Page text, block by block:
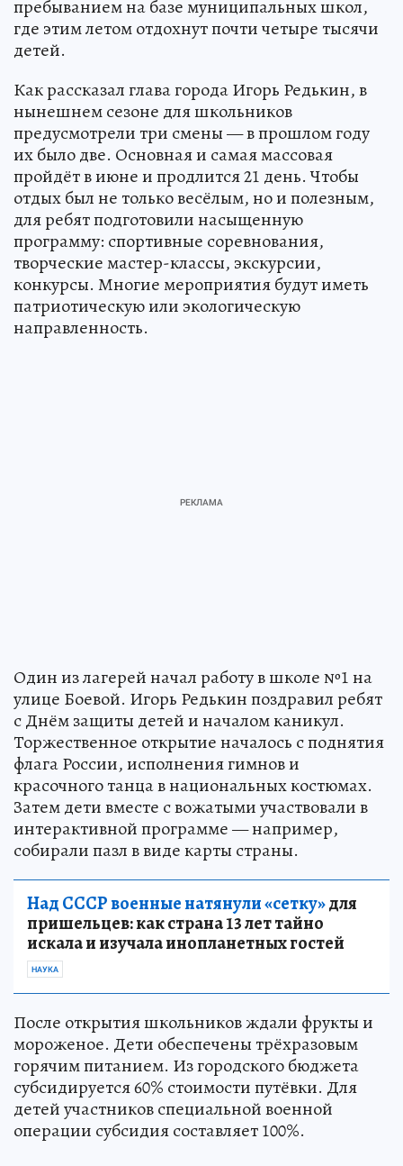
пребыванием на базе муниципальных школ,
где этим летом отдохнут почти четыре тысячи
детей.
Как рассказал глава города Игорь Редькин, в
нынешнем сезоне для школьников
предусмотрели три смены — в прошлом году
их было две. Основная и самая массовая
пройдёт в июне и продлится 21 день. Чтобы
отдых был не только весёлым, но и полезным,
для ребят подготовили насыщенную
программу: спортивные соревнования,
творческие мастер-классы, экскурсии,
конкурсы. Многие мероприятия будут иметь
патриотическую или экологическую
направленность.
Один из лагерей начал работу в школе №1 на
улице Боевой. Игорь Редькин поздравил ребят
с Днём защиты детей и началом каникул.
Торжественное открытие началось с поднятия
флага России, исполнения гимнов и
красочного танца в национальных костюмах.
Затем дети вместе с вожатыми участвовали в
интерактивной программе — например,
собирали пазл в виде карты страны.
Над СССР военные натянули «сетку»для
пришельцев: как страна 13 лет тайно
искала и изучала инопланетных гостей
НАУКА
После открытия школьников ждали фрукты и
мороженое. Дети обеспечены трёхразовым
горячим питанием. Из городского бюджета
субсидируется 60% стоимости путёвки. Для
детей участников специальной военной
операции субсидия составляет 100%.